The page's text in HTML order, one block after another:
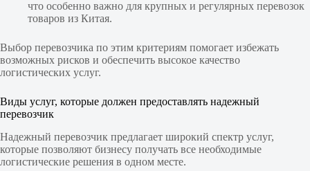
что особенно важно для крупных и регулярных перевозок
товаров из Китая.
Выбор перевозчика по этим критериям помогает избежать
возможных рисков и обеспечить высокое качество
логистических услуг.
Виды услуг, которые должен предоставлять надежный
перевозчик
Надежный перевозчик предлагает широкий спектр услуг,
которые позволяют бизнесу получать все необходимые
логистические решения в одном месте.